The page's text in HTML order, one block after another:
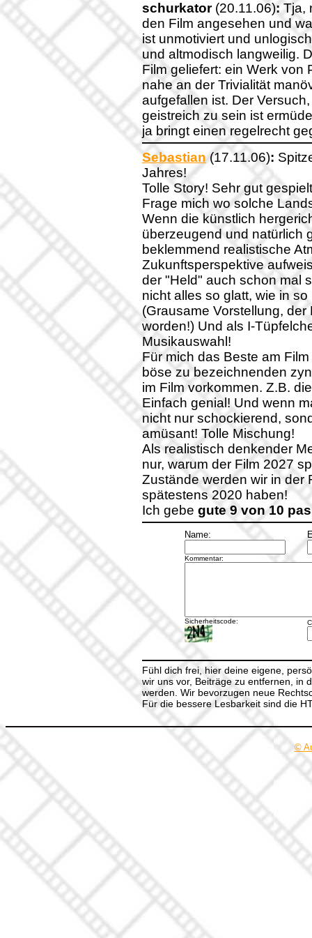
schurkator(20.11.06): Tja,
den Film angesehen und
ist unmotiviert und
und altmodisch langweilig.
Film geliefert: ein Werk von
nahe an der Trivialität
aufgefallen ist. Der
geistreich zu sein ist
ja bringt einen regelrecht
Sebastian(17.11.06):
Jahres!
Tolle Story! Sehr gut
Frage mich wo solche
Wenn die künstlich
überzeugend und natürlich
beklemmend realistische
Zukunftsperspektive
der "Held" auch schon mal
nicht alles so glatt, wie in
(Grausame Vorstellung,
worden!) Und als I-
Musikauswahl!
Für mich das Beste am
böse zu bezeichnenden
im Film vorkommen. Z.B.
Einfach genial! Und wenn
nicht nur schockierend,
amüsant! Tolle Mischung!
Als realistisch denkender
nur, warum der Film 2027
Zustände werden wir in der
spätestens 2020 haben!
Ich gebe gute 9 von 10
Name:
Kommentar:
Sicherheitscode:
Fühl dich frei, hier deine eigene,
wir uns vor, Beiträge zu entfernen, in
werden. Wir bevorzugen neue
Für die bessere Lesbarkeit sind die
©